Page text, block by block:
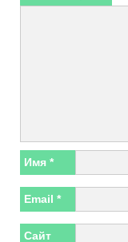
Имя *
Email *
Сайт